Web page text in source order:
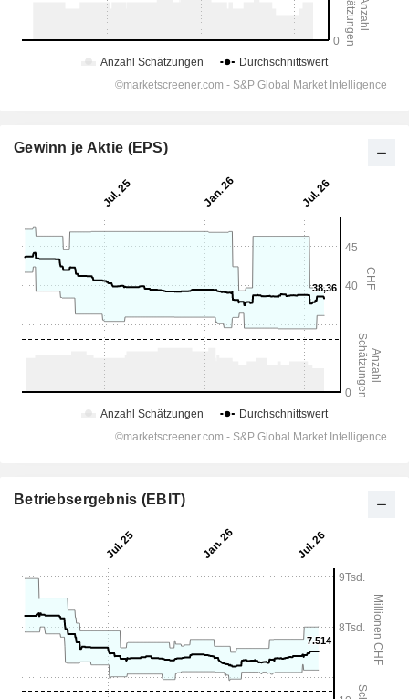
Gewinn je Aktie (EPS)
Betriebsergebnis (EBIT)